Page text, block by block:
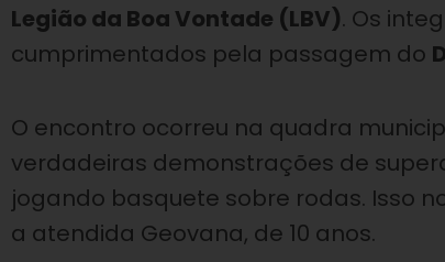
Legião da Boa Vontade (LBV). Os
cumprimentados pela passagem do
O encontro ocorreu na quadra
verdadeiras demonstrações de
jogando basquete sobre rodas. Isso
a atendida Geovana, de 10 anos.